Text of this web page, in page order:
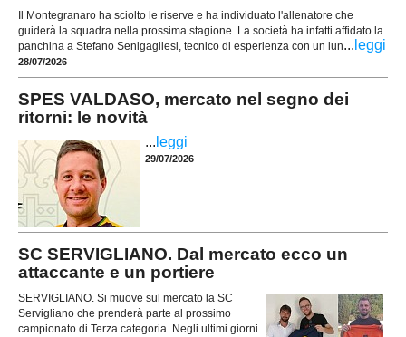
Il Montegranaro ha sciolto le riserve e ha individuato l'allenatore che
guiderà la squadra nella prossima stagione. La società ha infatti affidato la
panchina a Stefano Senigagliesi, tecnico di esperienza con un lun... leggi
28/07/2026
SPES VALDASO, mercato nel segno dei
ritorni: le novità
... leggi
29/07/2026
SC SERVIGLIANO. Dal mercato ecco un
attaccante e un portiere
SERVIGLIANO. Si muove sul mercato la SC
Servigliano che prenderà parte al prossimo
campionato di Terza categoria. Negli ultimi giorni